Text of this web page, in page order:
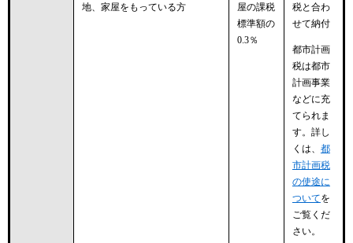
地、家屋をもっている方
屋の課税
標準額の
0.3％
税と合わ
せて納付
都市計画
税は都市
計画事業
などに充
てられま
す。詳し
くは、 都
市計画税
の使途に
ついてを
ご覧くだ
さい。